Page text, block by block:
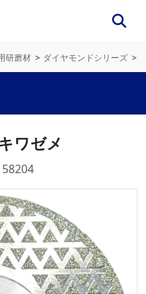
研磨材 ダイヤモンドシリーズ
ワゼメ